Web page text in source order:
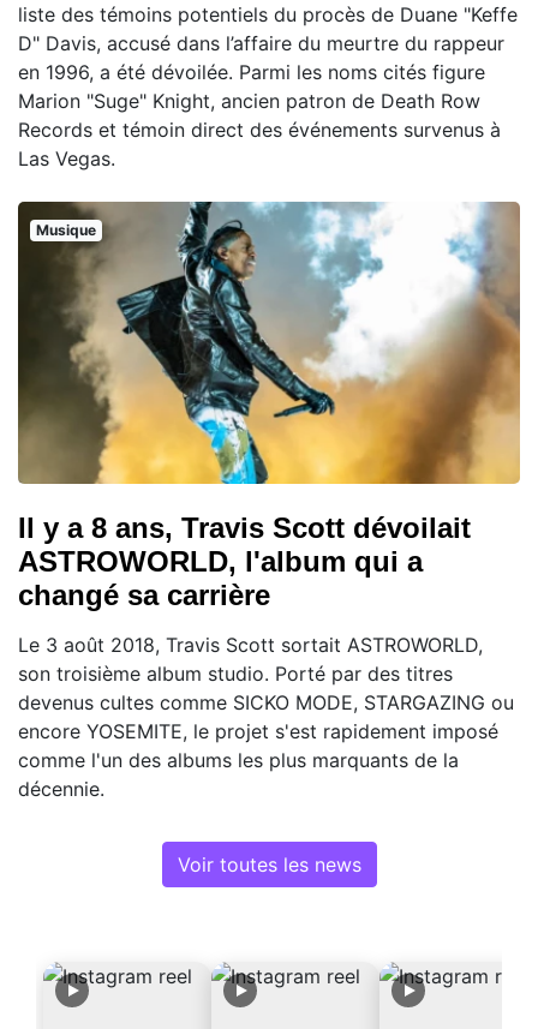
liste des témoins potentiels du procès de Duane "Keffe
D" Davis, accusé dans l’affaire du meurtre du rappeur
en 1996, a été dévoilée. Parmi les noms cités figure
Marion "Suge" Knight, ancien patron de Death Row
Records et témoin direct des événements survenus à
Las Vegas.
Musique
Il y a 8 ans, Travis Scott dévoilait
ASTROWORLD, l'album qui a
changé sa carrière
Le 3 août 2018, Travis Scott sortait ASTROWORLD,
son troisième album studio. Porté par des titres
devenus cultes comme SICKO MODE, STARGAZING ou
encore YOSEMITE, le projet s'est rapidement imposé
comme l'un des albums les plus marquants de la
décennie.
Voir toutes les news